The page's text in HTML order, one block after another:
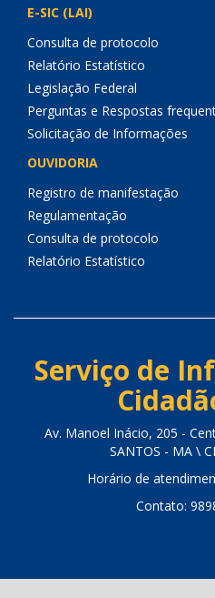
E-SIC (LAI)
Consulta de protocolo
Relatório Estatístico
Legislação Federal
Perguntas e Respostas
Solicitação de Informações
OUVIDORIA
Registro de manifestação
Regulamentação
Consulta de protocolo
Relatório Estatístico
Serviço de
Av. Manoel Inácio, 205 -
SANTOS - MA \
Horário de
Contato: